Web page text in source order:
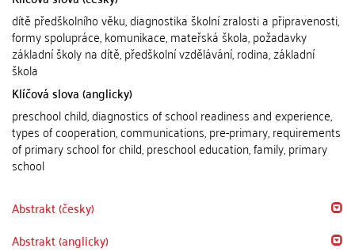
dítě předškolního věku, diagnostika školní zralosti a připravenosti,
formy spolupráce, komunikace, mateřská škola, požadavky
základní školy na dítě, předškolní vzdělávání, rodina, základní
škola
Klíčová slova (anglicky)
preschool child, diagnostics of school readiness and experience,
types of cooperation, communications, pre-primary, requirements
of primary school for child, preschool education, family, primary
school
Abstrakt (česky)
Abstrakt (anglicky)